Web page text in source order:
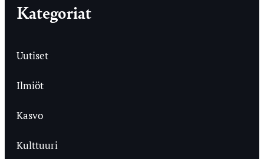
Kategoriat
Uutiset
Ilmiöt
Kasvo
Kulttuuri